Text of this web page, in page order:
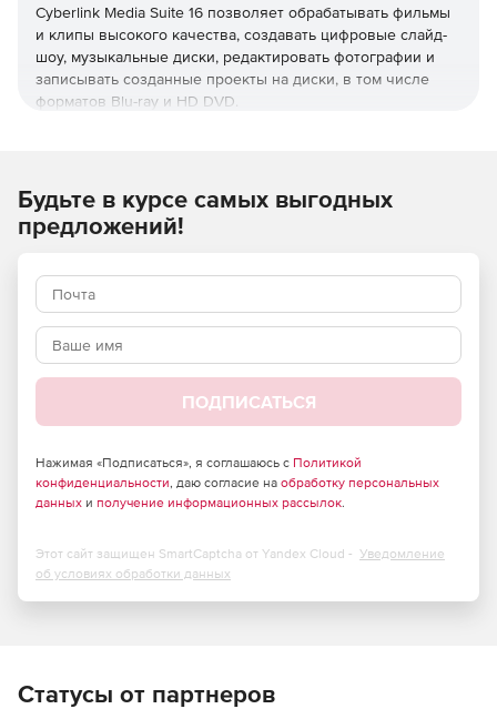
Cyberlink Media Suite 16 позволяет обрабатывать фильмы
и клипы высокого качества, создавать цифровые слайд-
шоу, музыкальные диски, редактировать фотографии и
записывать созданные проекты на диски, в том числе
форматов Blu-ray и HD DVD.
LabelPrint 2.5
MediaShow 6
MediaEspresso 7
Power2Go 12
PowerDVD Copy 1.5
PowerDirector 16
PowerDVD 18
Будьте в курсе самых выгодных
предложений!
ПОДПИСАТЬСЯ
Нажимая «Подписаться», я соглашаюсь с Политикой
конфиденциальности, даю согласие на обработку персональных
данных и получение информационных рассылок.
Этот сайт защищен SmartCaptcha от Yandex Cloud - Уведомление
об условиях обработки данных
Статусы от партнеров